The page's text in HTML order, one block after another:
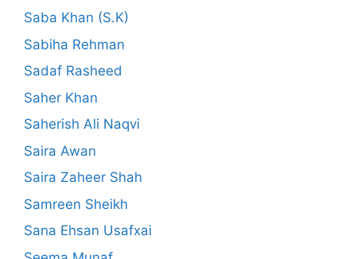
Saba Khan (S.K)
Sabiha Rehman
Sadaf Rasheed
Saher Khan
Saherish Ali Naqvi
Saira Awan
Saira Zaheer Shah
Samreen Sheikh
Sana Ehsan Usafxai